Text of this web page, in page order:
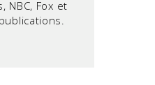
NBC, Fox et